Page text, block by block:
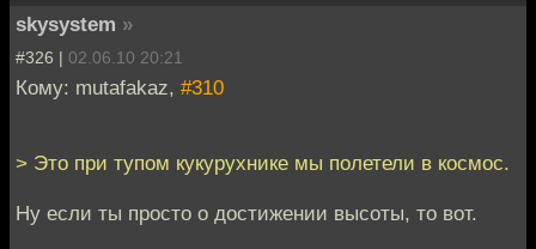
skysystem »
#326 | 02.06.10 20:21
Кому: mutafakaz, #310
> Это при тупом кукурухнике мы полетели в космос.
Ну если ты просто о достижении высоты, то вот.